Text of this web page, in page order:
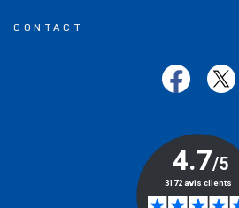
CONTACT